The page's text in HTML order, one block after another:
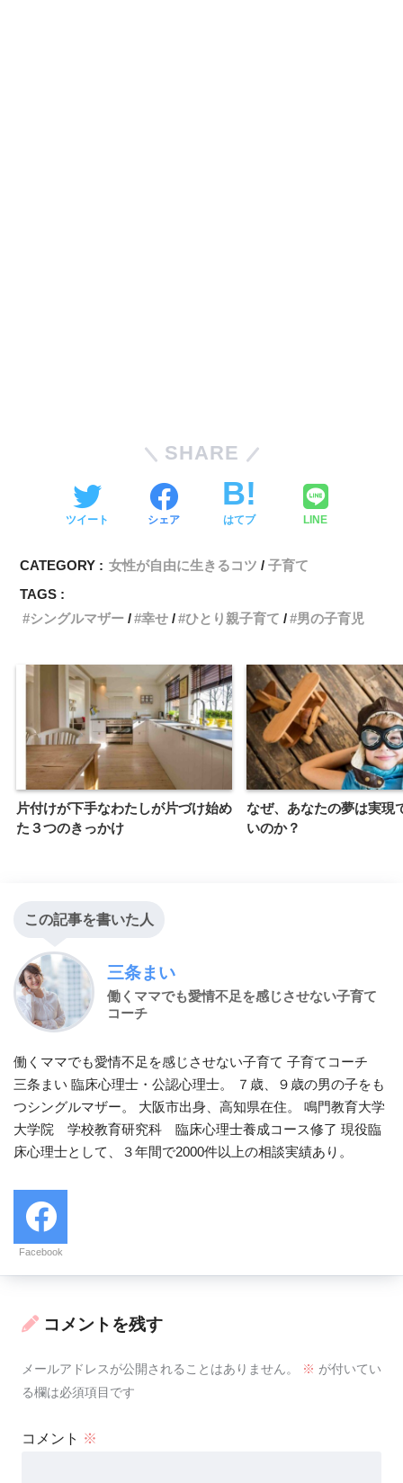
SHARE
ツイート シェア はてブ LINE
CATEGORY : 女性が自由に生きるコツ
子育て
TAGS :
シングルマザー
幸せ ひとり親子育て 男の子育児
片付けが下手なわたしが片づけ始め
た３つのきっかけ
なぜ、あなたの夢は実現
いのか？
この記事を書いた人
三条まい
働くママでも愛情不足を感じさせない子育て
コーチ
働くママでも愛情不足を感じさせない子育て 子育てコーチ
三条まい 臨床心理士・公認心理士。 ７歳、９歳の男の子をも
つシングルマザー。 大阪市出身、高知県在住。 鳴門教育大学
大学院 学校教育研究科 臨床心理士養成コース修了 現役臨
床心理士として、３年間で2000件以上の相談実績あり。
Facebook
コメントを残す
メールアドレスが公開されることはありません。 ※ が付いてい
る欄は必須項目です
コメント ※